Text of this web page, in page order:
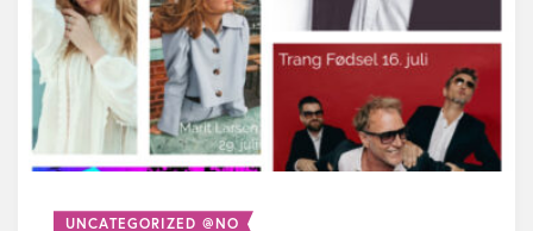
a
t
t
e
g
a
t
UNCATEGORIZED @NO